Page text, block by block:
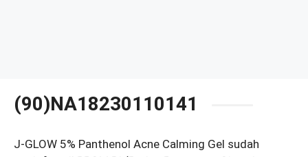
(90)NA18230110141
J-GLOW 5% Panthenol Acne Calming Gel sudah